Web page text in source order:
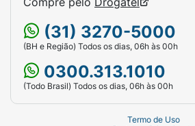
(31) 3270-5000
(BH e Região) Todos os dias, 06h às 00h
0300.313.1010
(Todo Brasil) Todos os dias, 06h às 00h
Termo de Uso